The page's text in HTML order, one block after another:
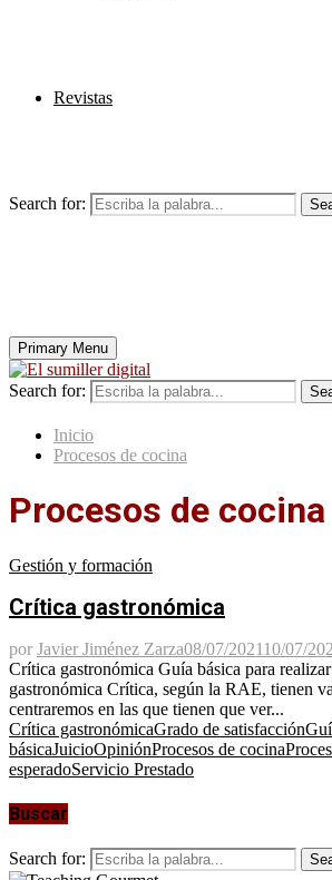
Revistas
Search for:
Primary Menu
Search for:
Inicio
Procesos de cocina
Procesos de cocina
Gestión y formación
Crítica gastronómica
por Javier Jiménez Zarza08/07/202110/07/
Crítica gastronómica Guía básica para
gastronómica Crítica, según la RAE, tienen
centraremos en las que tienen que ver...
Crítica gastronómicaGrado de satisfacción
básicaJuicioOpiniónProcesos de cocina
esperadoServicio Prestado
Buscar
Search for: